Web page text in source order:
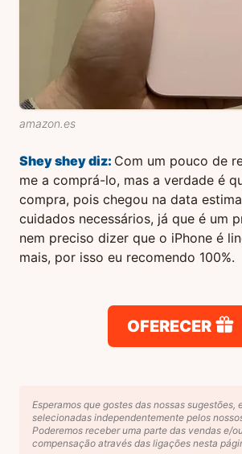
amazon.es
Shey sheydiz: Com um pouco de
me a comprá-lo, mas a verdade é
compra, pois chegou na data
cuidados necessários, já que é um
nem preciso dizer que o iPhone é
mais, por isso eu recomendo 100%.
OFERECER
Esperamos que gostes das nossas sugestões,
selecionadas independentemente pelos
Poderemos receber uma parte das vendas e/
compensação através das ligações nesta